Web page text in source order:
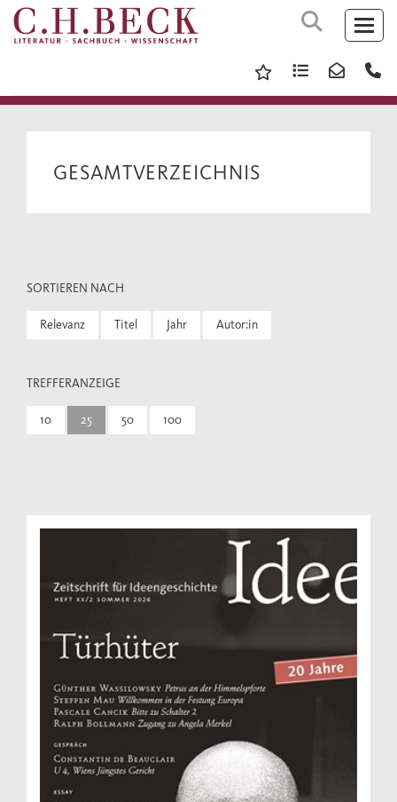
GESAMTVERZEICHNIS
SORTIEREN NACH
Relevanz Titel Jahr Autor:in
TREFFERANZEIGE
10 25 50 100